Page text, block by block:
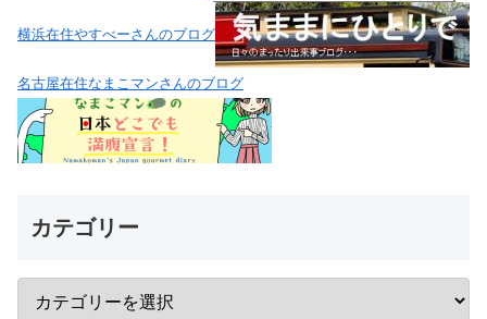
横浜在住やすべーさんのブログ
名古屋在住なまこマンさんのブログ
カテゴリー